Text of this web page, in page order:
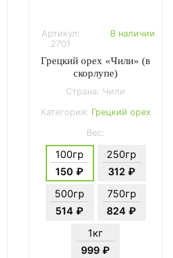
Артикул:
2701
В наличии
Грецкий орех «Чили» (в
скорлупе)
Страна: Чили
Категория: Грецкий орех
Вес:
100гр
150 ₽
250гр
312 ₽
500гр
514 ₽
750гр
824 ₽
1кг
999 ₽